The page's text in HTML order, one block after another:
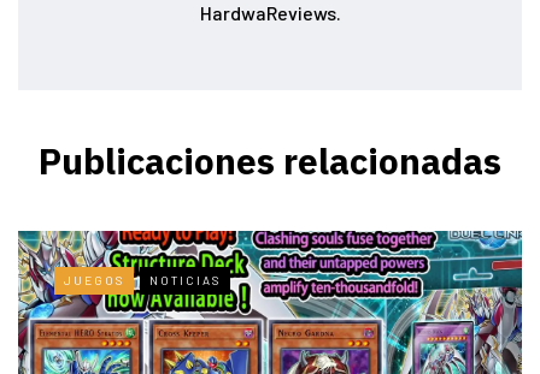
HardwaReviews.
Publicaciones relacionadas
JUEGOS NOTICIAS